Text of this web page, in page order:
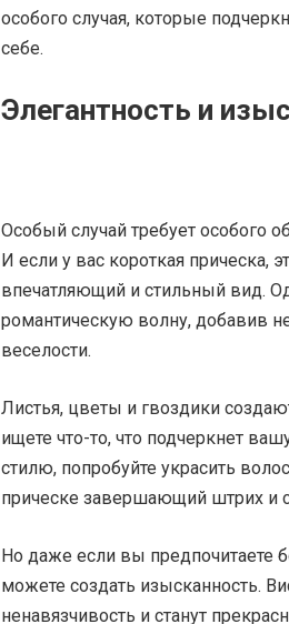
особого случая, которые
себе.
Элегантность и
Особый случай требует особого
И если у вас короткая прическа,
впечатляющий и стильный вид.
романтическую волну, добавив
веселости.
Листья, цветы и гвоздики
ищете что-то, что подчеркнет
стилю, попробуйте украсить
прическе завершающий штрих и
Но даже если вы предпочитаете
можете создать изысканность.
ненавязчивость и станут